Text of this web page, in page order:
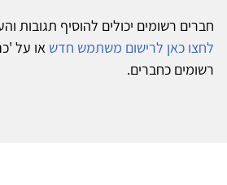
חברים רשומים יכולים להוסיף תגובות
לחצו כאן לרישום משתמש חדש או על
רשומים כחברים.